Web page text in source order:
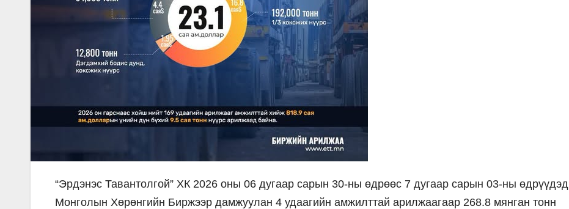
“Эрдэнэс Тавантолгой” ХК 2026 оны 06 дугаар сарын 30-ны өдрөөс 7 дугаар сарын 03-ны өдрүүдэд
Монголын Хөрөнгийн Биржээр дамжуулан 4 удаагийн амжилттай арилжаагаар 268.8 мянган тонн